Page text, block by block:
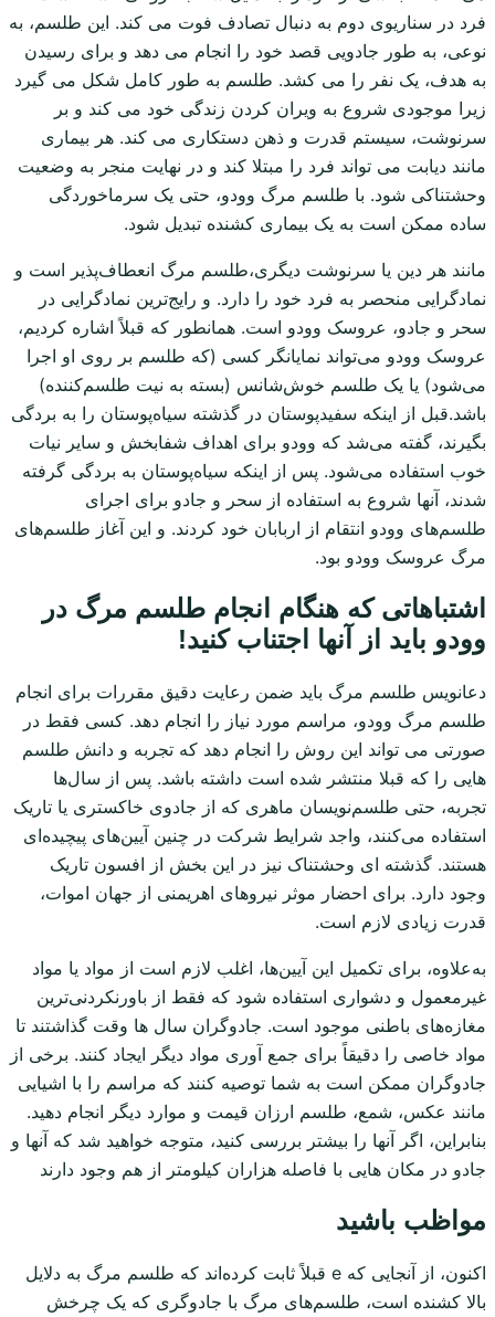
فرد در سناریوی دوم به دنبال تصادف فوت می کند. این طلسم، به
نوعی، به طور جادویی قصد خود را انجام می دهد و برای رسیدن
به هدف، یک نفر را می کشد. طلسم به طور کامل شکل می گیرد
زیرا موجودی شروع به ویران کردن زندگی خود می کند و بر
سرنوشت، سیستم قدرت و ذهن دستکاری می کند. هر بیماری
مانند دیابت می تواند فرد را مبتلا کند و در نهایت منجر به وضعیت
وحشتناکی شود. با طلسم مرگ وودو، حتی یک سرماخوردگی
ساده ممکن است به یک بیماری کشنده تبدیل شود.
مانند هر دین یا سرنوشت دیگری،طلسم مرگ انعطاف‌پذیر است و
نمادگرایی منحصر به فرد خود را دارد. و رایج‌ترین نمادگرایی در
سحر و جادو، عروسک وودو است. همانطور که قبلاً اشاره کردیم،
عروسک وودو می‌تواند نمایانگر کسی (که طلسم بر روی او اجرا
می‌شود) یا یک طلسم خوش‌شانس (بسته به نیت طلسم‌کننده)
باشد.قبل از اینکه سفیدپوستان در گذشته سیاه‌پوستان را به بردگی
بگیرند، گفته می‌شد که وودو برای اهداف شفابخش و سایر نیات
خوب استفاده می‌شود. پس از اینکه سیاه‌پوستان به بردگی گرفته
شدند، آنها شروع به استفاده از سحر و جادو برای اجرای
طلسم‌های وودو انتقام از اربابان خود کردند. و این آغاز طلسم‌های
مرگ عروسک وودو بود.
اشتباهاتی که هنگام انجام طلسم مرگ در
وودو باید از آنها اجتناب کنید!
دعانویس طلسم مرگ باید ضمن رعایت دقیق مقررات برای انجام
طلسم مرگ وودو، مراسم مورد نیاز را انجام دهد. کسی فقط در
صورتی می تواند این روش را انجام دهد که تجربه و دانش طلسم
هایی را که قبلا منتشر شده است داشته باشد. پس از سال‌ها
تجربه، حتی طلسم‌نویسان ماهری که از جادوی خاکستری یا تاریک
استفاده می‌کنند، واجد شرایط شرکت در چنین آیین‌های پیچیده‌ای
هستند. گذشته ای وحشتناک نیز در این بخش از افسون تاریک
وجود دارد. برای احضار موثر نیروهای اهریمنی از جهان اموات،
قدرت زیادی لازم است.
به‌علاوه، برای تکمیل این آیین‌ها، اغلب لازم است از مواد یا مواد
غیرمعمول و دشواری استفاده شود که فقط از باورنکردنی‌ترین
مغازه‌های باطنی موجود است. جادوگران سال ها وقت گذاشتند تا
مواد خاصی را دقیقاً برای جمع آوری مواد دیگر ایجاد کنند. برخی از
جادوگران ممکن است به شما توصیه کنند که مراسم را با اشیایی
مانند عکس، شمع، طلسم ارزان قیمت و موارد دیگر انجام دهید.
بنابراین، اگر آنها را بیشتر بررسی کنید، متوجه خواهید شد که آنها و
جادو در مکان هایی با فاصله هزاران کیلومتر از هم وجود دارند
مواظب باشید
اکنون، از آنجایی که e قبلاً ثابت کرده‌اند که طلسم مرگ به دلایل
بالا کشنده است، طلسم‌های مرگ با جادوگری که یک چرخش